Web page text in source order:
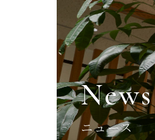
news
ニュース